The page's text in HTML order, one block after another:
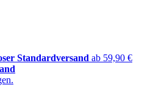
Standardversand ab 59,90 €